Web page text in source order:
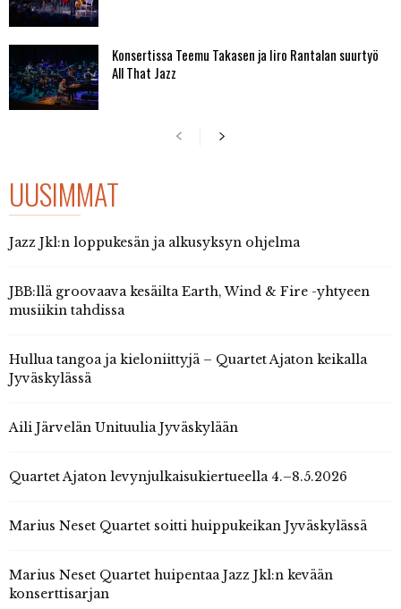
Konsertissa Teemu Takasen ja Iiro Rantalan suurtyö
All That Jazz
UUSIMMAT
Jazz Jkl:n loppukesän ja alkusyksyn ohjelma
JBB:llä groovaava kesäilta Earth, Wind & Fire -yhtyeen
musiikin tahdissa
Hullua tangoa ja kieloniittyjä – Quartet Ajaton keikalla
Jyväskylässä
Aili Järvelän Unituulia Jyväskylään
Quartet Ajaton levynjulkaisukiertueella 4.–8.5.2026
Marius Neset Quartet soitti huippukeikan Jyväskylässä
Marius Neset Quartet huipentaa Jazz Jkl:n kevään
konserttisarjan